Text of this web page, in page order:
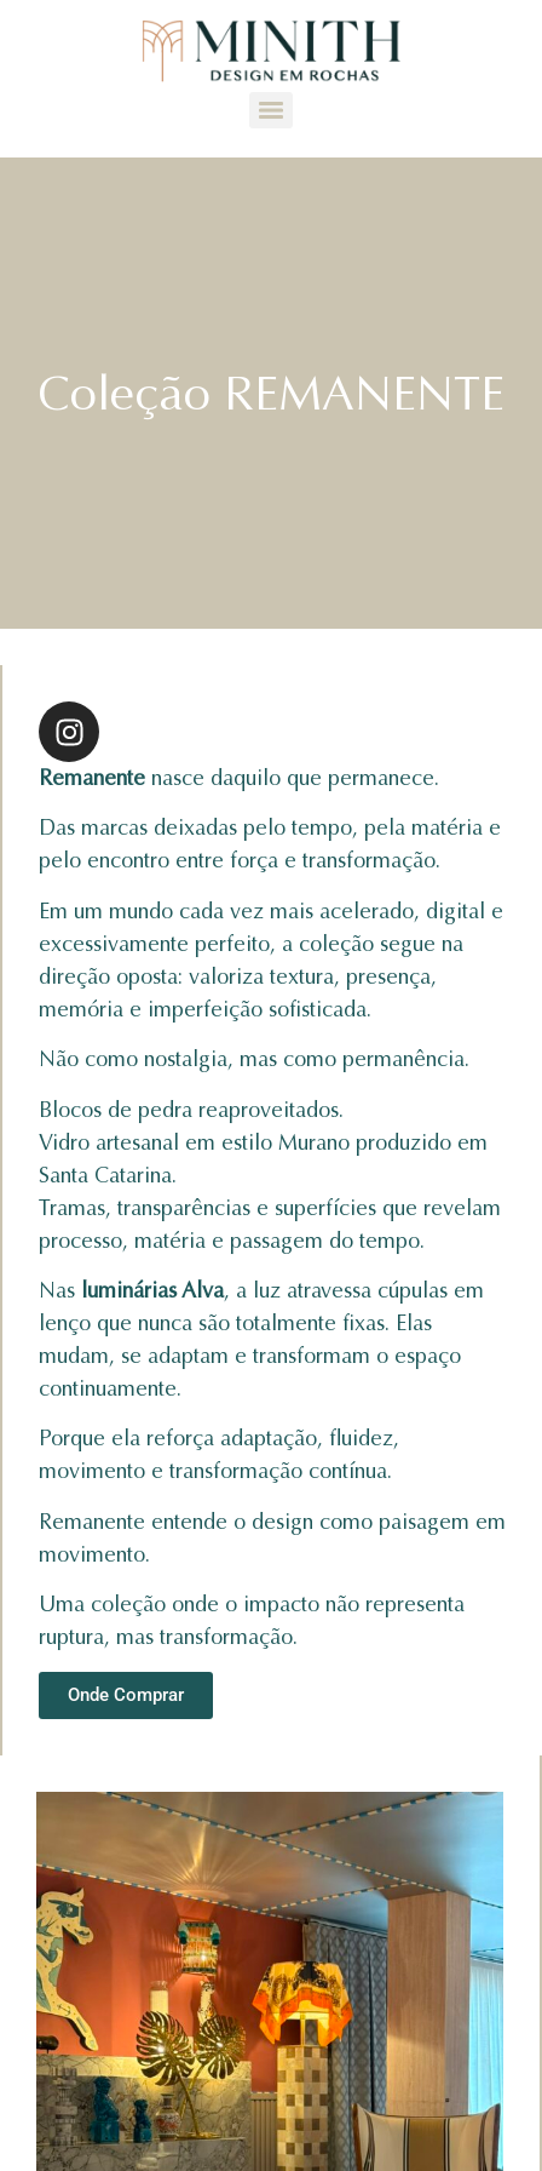
Coleção REMANENTE
Remanente nasce daquilo que permanece.
Das marcas deixadas pelo tempo, pela matéria e
pelo encontro entre força e transformação.
Em um mundo cada vez mais acelerado, digital e
excessivamente perfeito, a coleção segue na
direção oposta: valoriza textura, presença,
memória e imperfeição sofisticada.
Não como nostalgia, mas como permanência.
Blocos de pedra reaproveitados.
Vidro artesanal em estilo Murano produzido em
Santa Catarina.
Tramas, transparências e superfícies que revelam
processo, matéria e passagem do tempo.
Nas luminárias Alva, a luz atravessa cúpulas em
lenço que nunca são totalmente fixas. Elas
mudam, se adaptam e transformam o espaço
continuamente.
Porque ela reforça adaptação, fluidez,
movimento e transformação contínua.
Remanente entende o design como paisagem em
movimento.
Uma coleção onde o impacto não representa
ruptura, mas transformação.
Onde Comprar